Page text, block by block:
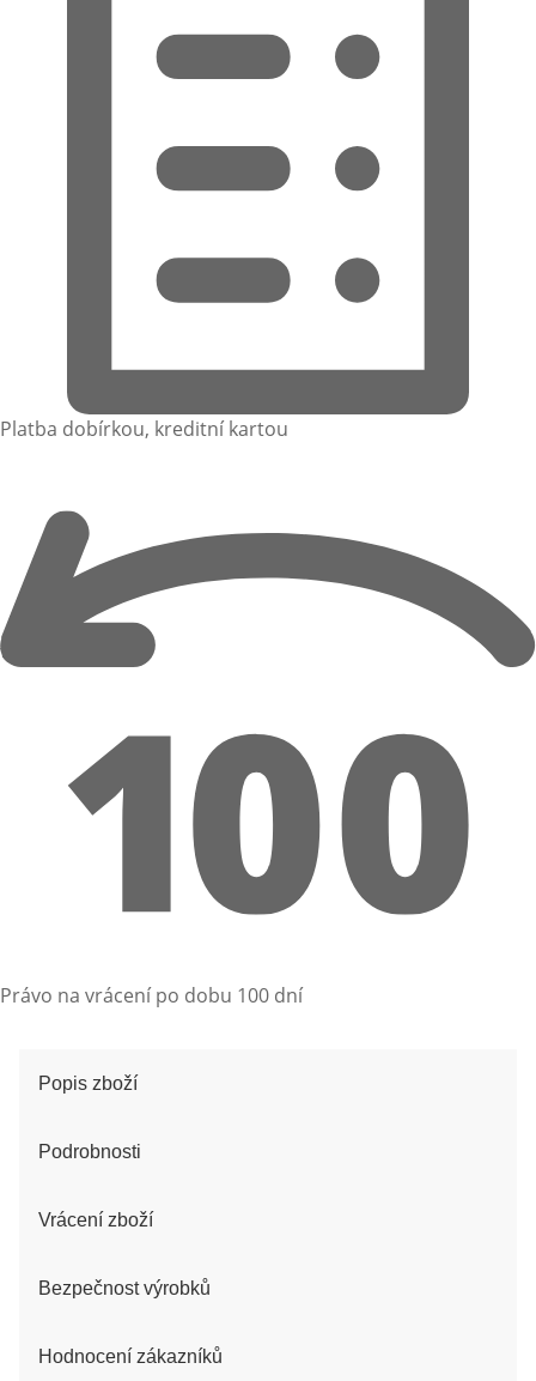
Platba dobírkou, kreditní kartou
Právo na vrácení po dobu 100 dní
Popis zboží
Podrobnosti
Vrácení zboží
Bezpečnost výrobků
Hodnocení zákazníků